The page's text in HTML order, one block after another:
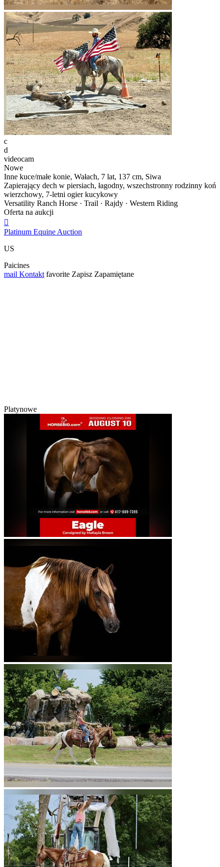
c
d
videocam
Nowe
Inne kuce/małe konie, Wałach, 7 lat, 137 cm, Siwa
Zapierający dech w piersiach, łagodny, wszechstronny rodzinny koń
wierzchowy, 7-letni ogier kucykowy
Versatility Ranch Horse · Trail · Rajdy · Western Riding
Oferta na aukcji

Platinum Equine Auction
US
Paicines
mail Kontakt favorite Zapisz Zapamiętane
Platynowe